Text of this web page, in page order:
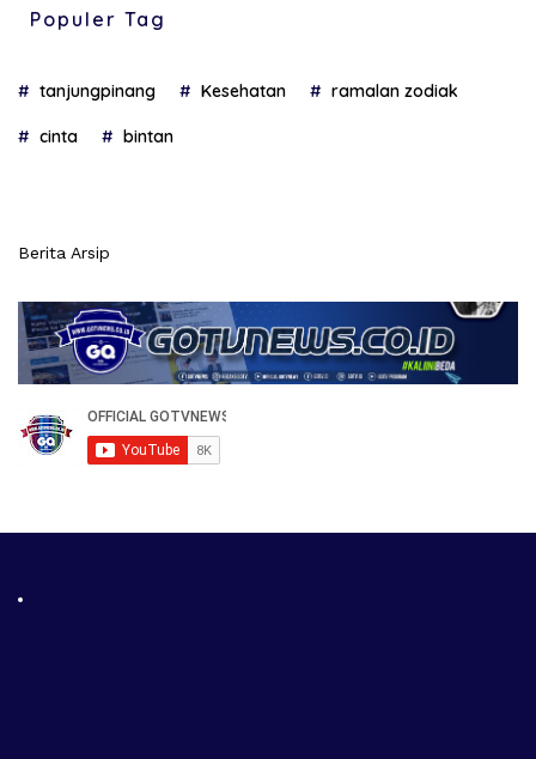
Populer Tag
tanjungpinang Kesehatan ramalan zodiak
cinta bintan
Berita Arsip